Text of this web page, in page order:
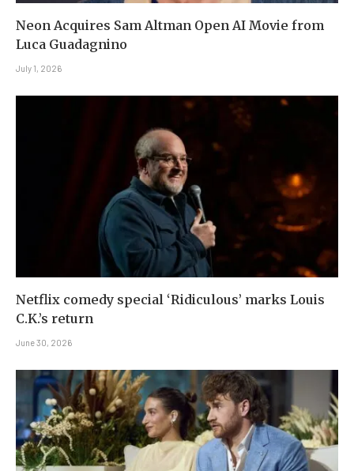
Neon Acquires Sam Altman Open AI Movie from
Luca Guadagnino
July 1, 2026
Netflix comedy special ‘Ridiculous’ marks Louis
C.K.’s return
June 30, 2026